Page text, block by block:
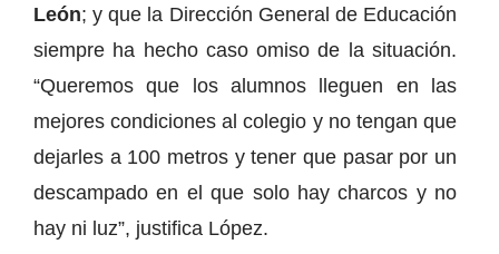
León; y que la Dirección General de Educación
siempre ha hecho caso omiso de la situación.
“Queremos que los alumnos lleguen en las
mejores condiciones al colegio y no tengan que
dejarles a 100 metros y tener que pasar por un
descampado en el que solo hay charcos y no
hay ni luz”, justifica López.